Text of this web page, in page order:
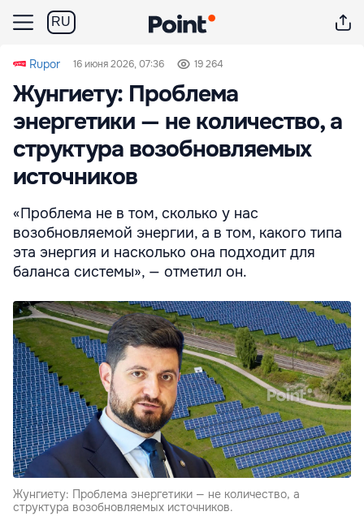
RU
Rupor 16 июня 2026, 07:36 19 264
Жунгиету: Проблема
энергетики — не количество, а
структура возобновляемых
источников
«Проблема не в том, сколько у нас
возобновляемой энергии, а в том, какого типа
эта энергия и насколько она подходит для
баланса системы», — отметил он.
Жунгиету: Проблема энергетики — не количество, а
структура возобновляемых источников.